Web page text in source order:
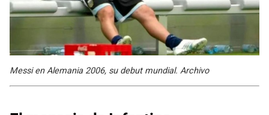
Messi en Alemania 2006, su debut mundial. Archivo